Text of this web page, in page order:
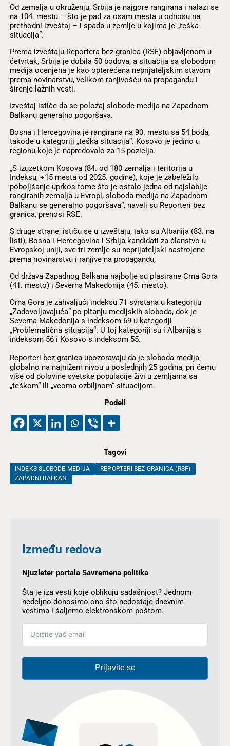
Od zemalja u okruženju, Srbija je najgore rangirana i nalazi se
na 104. mestu – što je pad za osam mesta u odnosu na
prethodni izveštaj – i spada u zemlje u kojima je „teška
situacija“.
Prema izveštaju Reportera bez granica (RSF) objavljenom u
četvrtak, Srbija je dobila 50 bodova, a situacija sa slobodom
medija ocenjena je kao opterećena neprijateljskim stavom
prema novinarstvu, velikom ranjivošću na propagandu i
širenje lažnih vesti.
Izveštaj ističe da se položaj slobode medija na Zapadnom
Balkanu generalno pogoršava.
Bosna i Hercegovina je rangirana na 90. mestu sa 54 boda,
takođe u kategoriji „teška situacija“. Kosovo je jedino u
regionu koje je napredovalo za 15 pozicija.
„S izuzetkom Kosova (84. od 180 zemalja i teritorija u
Indeksu, +15 mesta od 2025. godine), koje je zabeležilo
poboljšanje uprkos tome što je ostalo jedna od najslabije
rangiranih zemalja u Evropi, sloboda medija na Zapadnom
Balkanu se generalno pogoršava“, naveli su Reporteri bez
granica, prenosi RSE.
S druge strane, ističu se u izveštaju, iako su Albanija (83. na
listi), Bosna i Hercegovina i Srbija kandidati za članstvo u
Evropskoj uniji, sve tri zemlje su neprijateljski nastrojene
prema novinarstvu i ranjive na propagandu,
Od država Zapadnog Balkana najbolje su plasirane Crna Gora
(41. mesto) i Severna Makedonija (45. mesto).
Crna Gora je zahvaljući indeksu 71 svrstana u kategoriju
„Zadovoljavajuća“ po pitanju medijskih sloboda, dok je
Severna Makedonija s indeksom 69 u kategoriji
„Problematična situacija“. U toj kategoriji su i Albanija s
indeksom 56 i Kosovo s indeksom 55.
Reporteri bez granica upozoravaju da je sloboda medija
globalno na najnižem nivou u poslednjih 25 godina, pri čemu
više od polovine svetske populacije živi u zemljama sa
„teškom“ ili „veoma ozbiljnom“ situacijom.
Podeli
Tagovi
INDEKS SLOBODE MEDIJA
REPORTERI BEZ GRANICA (RSF)
ZAPADNI BALKAN
Između redova
Njuzleter portala Savremena politika
Šta je iza vesti koje oblikuju sadašnjost? Jednom
nedeljno donosimo ono što nedostaje dnevnim
vestima i šaljemo elektronskom poštom.
Prijavite se